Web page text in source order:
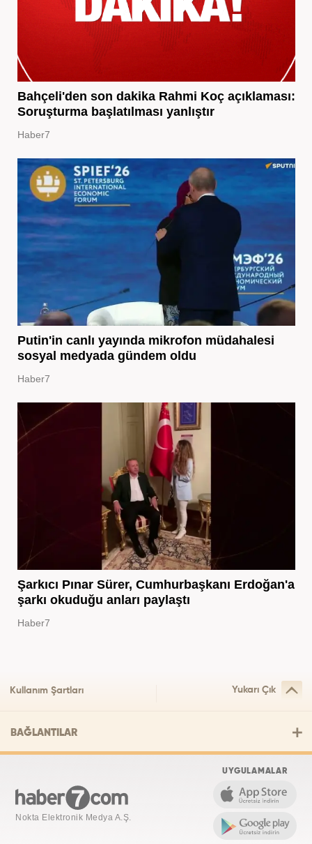
Bahçeli'den son dakika Rahmi Koç açıklaması:
Soruşturma başlatılması yanlıştır
Haber7
Putin'in canlı yayında mikrofon müdahalesi
sosyal medyada gündem oldu
Haber7
Şarkıcı Pınar Sürer, Cumhurbaşkanı Erdoğan'a
şarkı okuduğu anları paylaştı
Haber7
Kullanım Şartları Yukarı Çık
BAĞLANTILAR
Nokta Elektronik Medya A.Ş.
UYGULAMALAR